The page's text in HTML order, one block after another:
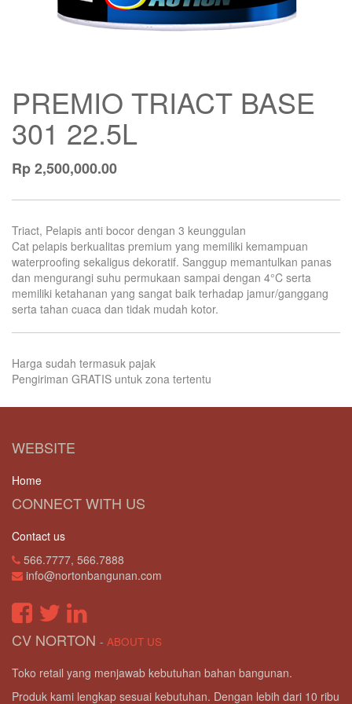
PREMIO TRIACT BASE
301 22.5L
Rp2,500,000.00
Triact, Pelapis anti bocor dengan 3 keunggulan
Cat pelapis berkualitas premium yang memiliki kemampuan
waterproofing sekaligus dekoratif. Sanggup memantulkan panas
dan mengurangi suhu permukaan sampai dengan 4°C serta
memiliki ketahanan yang sangat baik terhadap jamur/ganggang
serta tahan cuaca dan tidak mudah kotor.
Harga sudah termasuk pajak
Pengiriman GRATIS untuk zona tertentu
WEBSITE
Home
CONNECT WITH US
Contact us
566.7777, 566.7888
info@nortonbangunan.com
CV NORTON - ABOUT US
Toko retail yang menjawab kebutuhan bahan bangunan.
Produk kami lengkap sesuai kebutuhan. Dengan lebih dari 10 ribu